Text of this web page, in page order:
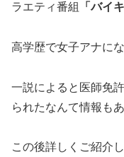
ラエティ番組
「バイ
高学歴で女子アナに
一説によると医師免
られたなんて情報も
この後詳しくご紹介